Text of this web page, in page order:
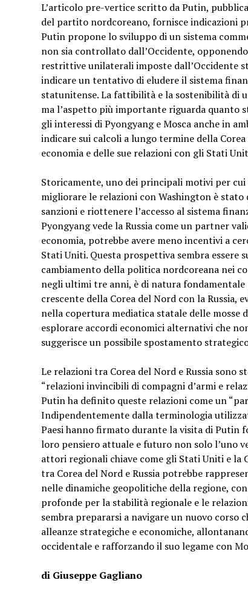
L’articolo pre-vertice scritto da Putin,
del partito nordcoreano, fornisce indicazioni
Putin propone lo sviluppo di un sistema
non sia controllato dall’Occidente,
restrittive unilaterali imposte dall’Occidente
indicare un tentativo di eludere il sistema
statunitense. La fattibilità e la sostenibilità di
ma l’aspetto più importante riguarda quanto
gli interessi di Pyongyang e Mosca anche in
indicare sui calcoli a lungo termine della
economia e delle sue relazioni con gli Stati
Storicamente, uno dei principali motivi per cui
migliorare le relazioni con Washington è
sanzioni e riottenere l’accesso al sistema
Pyongyang vede la Russia come un partner
economia, potrebbe avere meno incentivi a
Stati Uniti. Questa prospettiva sembra essere
cambiamento della politica nordcoreana nei
negli ultimi tre anni, è di natura
crescente della Corea del Nord con la Russia,
nella copertura mediatica statale delle mosse
esplorare accordi economici alternativi che
suggerisce un possibile spostamento
Le relazioni tra Corea del Nord e Russia sono
“relazioni invincibili di compagni d’armi e
Putin ha definito queste relazioni come un
Indipendentemente dalla terminologia
Paesi hanno firmato durante la visita di Putin
loro pensiero attuale e futuro non solo l’uno
attori regionali chiave come gli Stati Uniti e la
tra Corea del Nord e Russia potrebbe
nelle dinamiche geopolitiche della regione,
profonde per la stabilità regionale e le
sembra prepararsi a navigare un nuovo corso
alleanze strategiche e economiche,
occidentale e rafforzando il suo legame con
di Giuseppe Gagliano